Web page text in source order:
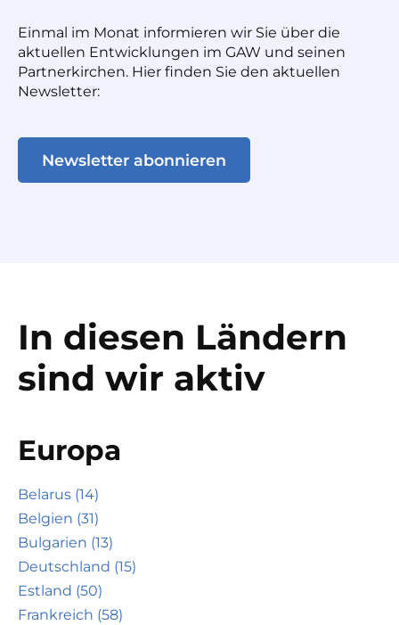
Einmal im Monat informieren wir Sie über die
aktuellen Entwicklungen im GAW und seinen
Partnerkirchen. Hier finden Sie den aktuellen
Newsletter:
Newsletter abonnieren
In diesen Ländern
sind wir aktiv
Europa
Belarus (14)
Belgien (31)
Bulgarien (13)
Deutschland (15)
Estland (50)
Frankreich (58)